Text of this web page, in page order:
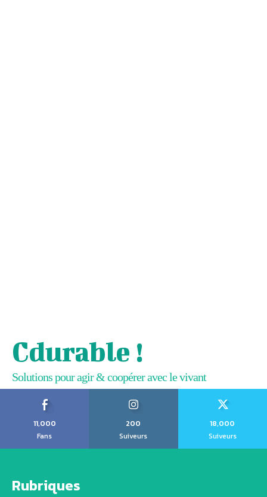
Cdurable !
Solutions pour agir & coopérer avec le vivant
11,000
Fans
200
Suiveurs
18,000
Suiveurs
Rubriques